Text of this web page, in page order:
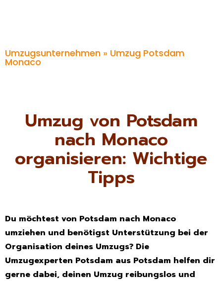
Umzugsunternehmen » Umzug Potsdam
Monaco
Umzug von Potsdam
nach Monaco
organisieren: Wichtige
Tipps
Du möchtest von Potsdam nach Monaco
umziehen und benötigst Unterstützung bei der
Organisation deines Umzugs? Die
Umzugexperten Potsdam aus Potsdam helfen dir
gerne dabei, deinen Umzug reibungslos und